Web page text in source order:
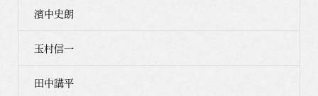
濱中史朗
玉村信一
田中講平